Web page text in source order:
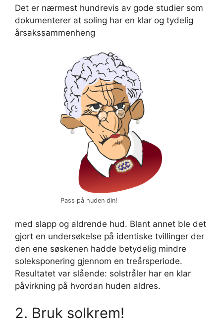
Det er nærmest hundrevis av gode studier som
dokumenterer at soling har en klar og tydelig
årsakssammenheng
Pass på huden din!
med slapp og aldrende hud. Blant annet ble det
gjort en undersøkelse på identiske tvillinger der
den ene søskenen hadde betydelig mindre
soleksponering gjennom en treårsperiode.
Resultatet var slående: solstråler har en klar
påvirkning på hvordan huden aldres.
2. Bruk solkrem!